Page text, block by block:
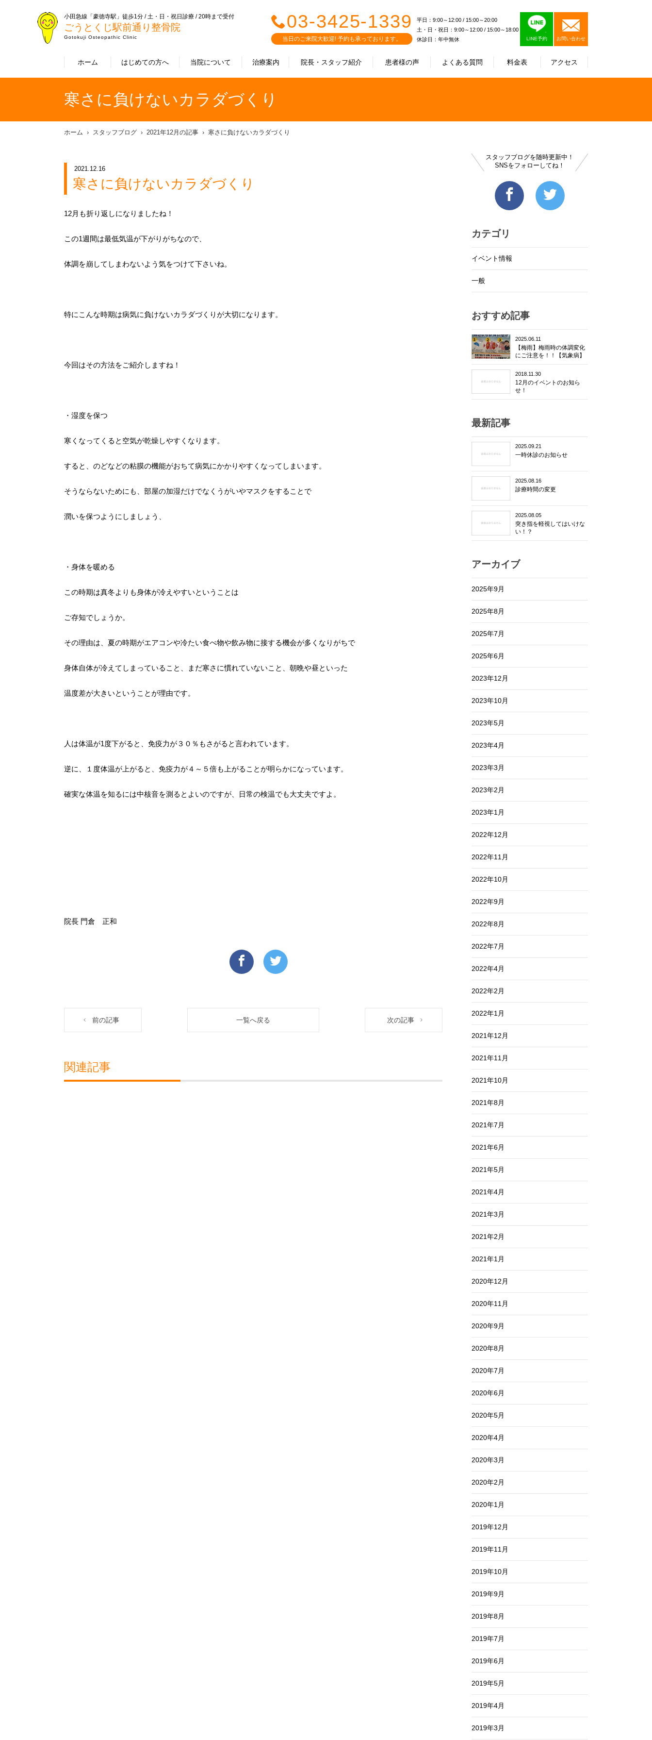
小田急線「豪徳寺駅」徒歩1分 / 土・日・祝日診療 / 20時まで受付
ごうとくじ駅前通り整骨院
Gotokuji Osteopathic Clinic
ホーム はじめての方へ 当院について 治療案内 院長・スタッフ紹介 患者様の声 よくある質問 料金表 アクセス
03-3425-1339
当日のご来院大歓迎! 予約も承っております。
平日：9:00～12:00 / 15:00～20:00
土・日・祝日：9:00～12:00 / 15:00～18:00
休診日：年中無休
LINE予約 お問い合わせ
寒さに負けないカラダづくり
ホーム スタッフブログ 2021年12月の記事 寒さに負けないカラダづくり
2021.12.16
寒さに負けないカラダづくり
12月も折り返しになりましたね！
この1週間は最低気温が下がりがちなので、
体調を崩してしまわないよう気をつけて下さいね。
特にこんな時期は病気に負けないカラダづくりが大切になります。
今回はその方法をご紹介しますね！
・湿度を保つ
寒くなってくると空気が乾燥しやすくなります。
すると、のどなどの粘膜の機能がおちて病気にかかりやすくなってしまいます。
そうならないためにも、部屋の加湿だけでなくうがいやマスクをすることで
潤いを保つようにしましょう、
・身体を暖める
この時期は真冬よりも身体が冷えやすいということは
ご存知でしょうか。
その理由は、夏の時期がエアコンや冷たい食べ物や飲み物に接する機会が多くなりがちで
身体自体が冷えてしまっていること、まだ寒さに慣れていないこと、朝晩や昼といった
温度差が大きいということが理由です。
人は体温が1度下がると、免疫力が３０％もさがると言われています。
逆に、１度体温が上がると、免疫力が４～５倍も上がることが明らかになっています。
確実な体温を知るには中核音を測るとよいのですが、日常の検温でも大丈夫ですよ。
院長 門倉 正和
前の記事 次の記事
一覧へ戻る
関連記事
スタッフブログを随時更新中！
SNSをフォローしてね！
カテゴリ
イベント情報
一般
おすすめ記事
2025.06.11
【梅雨】梅雨時の体調変化
にご注意を！！【気象病】
2018.11.30
12月のイベントのお知ら
せ！
最新記事
2025.09.21
一時休診のお知らせ
2025.08.16
診療時間の変更
2025.08.05
突き指を軽視してはいけな
い！？
アーカイブ
2025年9月
2025年8月
2025年7月
2025年6月
2023年12月
2023年10月
2023年5月
2023年4月
2023年3月
2023年2月
2023年1月
2022年12月
2022年11月
2022年10月
2022年9月
2022年8月
2022年7月
2022年4月
2022年2月
2022年1月
2021年12月
2021年11月
2021年10月
2021年8月
2021年7月
2021年6月
2021年5月
2021年4月
2021年3月
2021年2月
2021年1月
2020年12月
2020年11月
2020年9月
2020年8月
2020年7月
2020年6月
2020年5月
2020年4月
2020年3月
2020年2月
2020年1月
2019年12月
2019年11月
2019年10月
2019年9月
2019年8月
2019年7月
2019年6月
2019年5月
2019年4月
2019年3月